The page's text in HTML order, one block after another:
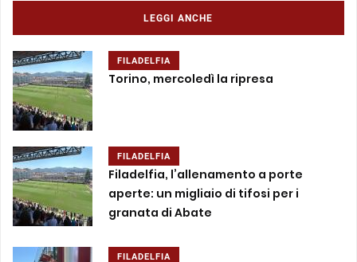
LEGGI ANCHE
FILADELFIA
Torino, mercoledì la ripresa
FILADELFIA
Filadelfia, l’allenamento a porte
aperte: un migliaio di tifosi per i
granata di Abate
FILADELFIA